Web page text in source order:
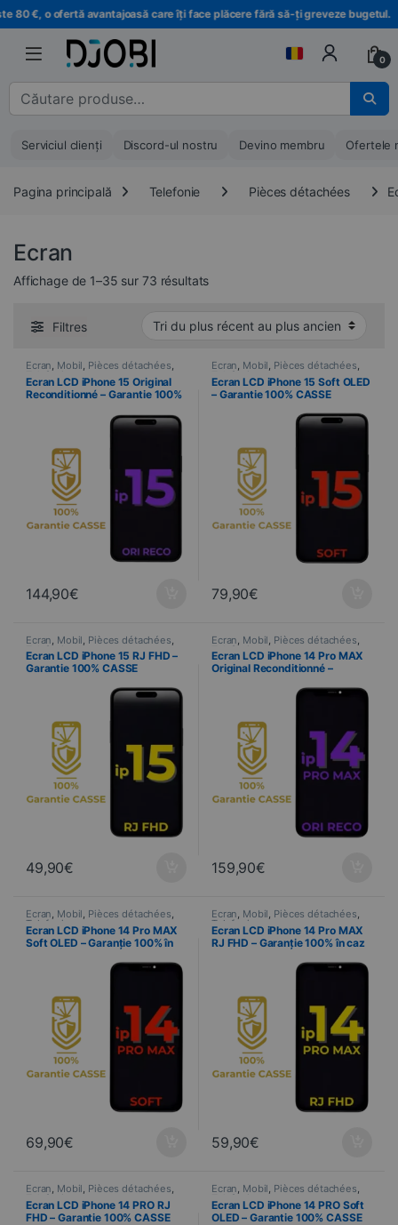
Treci la navigare
Treci la conținut
o ofertă avantajoasă care îți face plăcere fără să-ți greveze bugetul.
0
Căutare pentru :
Serviciul clienți Discord-ul nostru Devino membru Ofertele
Pagina principală Telefonie Pièces détachées
Ecran
Affichage de 1–35 sur 73 résultatsTrié du plus récent au plus
Filtres
Ecran, Mobil, Pièces détachées,
Telefonie
Ecran LCD iPhone 15 Original
Reconditionné – Garantie 100%
144,90€
Ecran, Mobil, Pièces détachées,
Telefonie
Ecran LCD iPhone 15 Soft OLED
– Garantie 100% CASSE
79,90€
Ecran Mobil Pièces détachées
Telefonie
Ecran LCD iPhone 15 RJ FHD –
Garantie 100% CASSE
49,90€
Ecran Mobil Pièces détachées
Telefonie
Ecran LCD iPhone 14 Pro MAX
Original Reconditionné –
159,90€
Ecran, Mobil, Pièces détachées,
Telefonie
Ecran LCD iPhone 14 Pro MAX
Soft OLED – Garanție 100% în
69,90€
Ecran, Mobil, Pièces détachées,
Telefonie
Ecran LCD iPhone 14 Pro MAX
RJ FHD – Garanție 100% în caz
59,90€
Ecran, Mobil, Pièces détachées,
Telefonie
Ecran LCD iPhone 14 PRO RJ
FHD – Garantie 100% CASSE
Ecran, Mobil, Pièces détachées,
Telefonie
Ecran LCD iPhone 14 PRO Soft
OLED – Garantie 100% CASSE